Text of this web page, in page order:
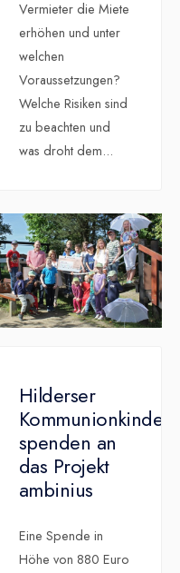
Vermieter die Miete
erhöhen und unter
welchen
Voraussetzungen?
Welche Risiken sind
zu beachten und
was droht dem...
Hilderser
Kommunionkinder
spenden an
das Projekt
ambinius
Eine Spende in
Höhe von 880 Euro